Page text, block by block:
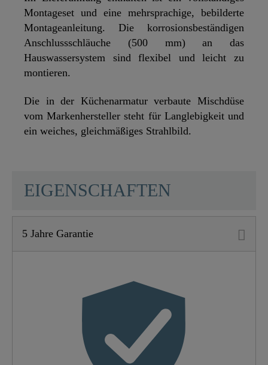
Montageset und eine mehrsprachige, bebilderte
Montageanleitung. Die korrosionsbeständigen
Anschlussschläuche (500 mm) an das
Hauswassersystem sind flexibel und leicht zu
montieren.
Die in der Küchenarmatur verbaute Mischdüse
vom Markenhersteller steht für Langlebigkeit und
ein weiches, gleichmäßiges Strahlbild.
Material UBA Messing
Schwarz Matt
Hochdruck
1,7 Kg
EIGENSCHAFTEN
5 Jahre Garantie